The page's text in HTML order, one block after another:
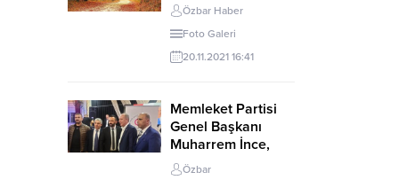
Özbar Haber
Foto Galeri
20.11.2021 16:41
Memleket Partisi
Genel Başkanı
Muharrem İnce,
İstanbul Anadolu
Özbar